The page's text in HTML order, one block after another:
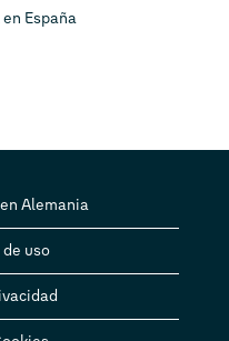
España
Alemania
uso